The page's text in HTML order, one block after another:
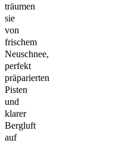
träumen
sie
von
frischem
Neuschnee,
perfekt
präparierten
Pisten
und
klarer
Bergluft
auf